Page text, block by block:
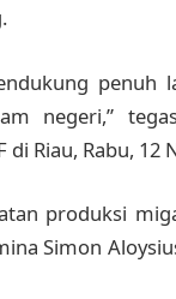
penuh
negeri,”
Riau, Rabu, 12
produksi
Simon